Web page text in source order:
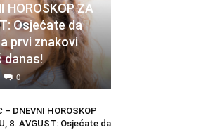
HOROSKOP ZA
Osjećate da
prvi znakovi
danas!
0
– DNEVNI HOROSKOP
8. AVGUST: Osjećate da